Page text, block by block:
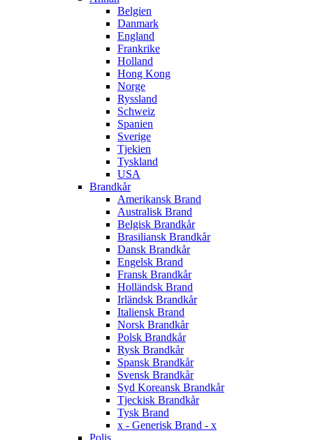
Belgien
Danmark
England
Frankrike
Holland
Hong Kong
Norge
Ryssland
Schweiz
Spanien
Sverige
Tjekien
Tyskland
USA
Brandkår
Amerikansk Brand
Australisk Brand
Belgisk Brandkår
Brasiliansk Brandkår
Dansk Brandkår
Engelsk Brand
Fransk Brandkår
Holländsk Brand
Irländsk Brandkår
Italiensk Brand
Norsk Brandkår
Polsk Brandkår
Rysk Brandkår
Spansk Brandkår
Svensk Brandkår
Syd Koreansk Brandkår
Tjeckisk Brandkår
Tysk Brand
x - Generisk Brand - x
Polis